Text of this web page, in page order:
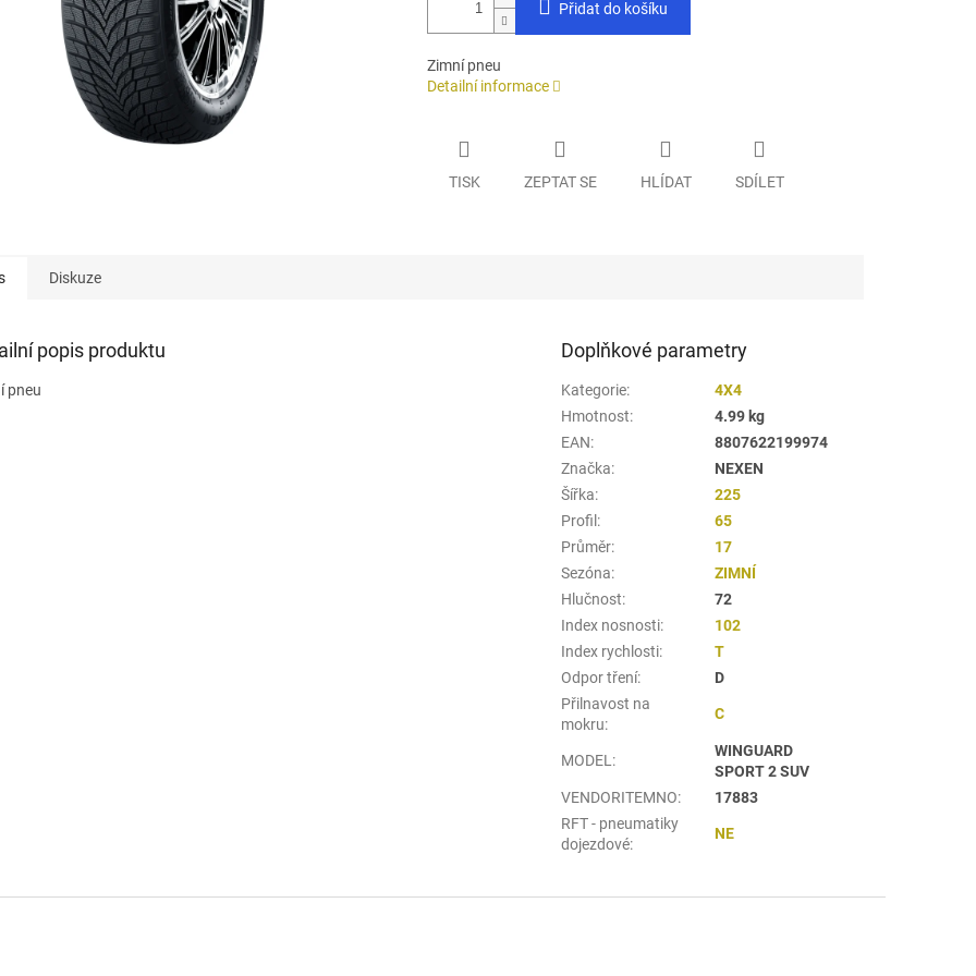
Přidat do košíku
Zimní pneu
Detailní informace
TISK ZEPTAT SE HLÍDAT SDÍLET
Diskuze
popis produktu
pneu
Doplňkové parametry
Kategorie:
4X4
Hmotnost:
4.99 kg
EAN:
8807622199974
Značka:
NEXEN
Šířka:
225
Profil :
65
Průměr:
17
Sezóna:
ZIMNÍ
Hlučnost:
72
Index nosnosti:
102
Index rychlosti:
T
Odpor tření:
D
Přilnavost na
mokru:
C
MODEL :
WINGUARD
SPORT 2 SUV
VENDORITEMNO:
17883
RFT - pneumatiky
dojezdové:
NE